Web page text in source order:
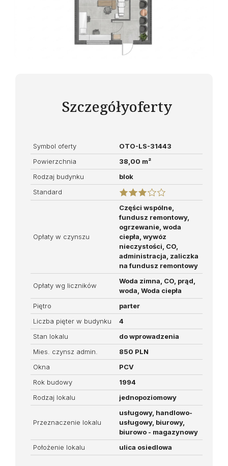
Szczegółyoferty
Symbol oferty
OTO-LS-31443
Powierzchnia
38,00 m²
Rodzaj budynku
blok
Standard
Opłaty w czynszu
Części wspólne,
fundusz remontowy,
ogrzewanie, woda
ciepła, wywóz
nieczystości, CO,
administracja, zaliczka
na fundusz remontowy
Opłaty wg liczników
Woda zimna, CO, prąd,
woda, Woda ciepła
Piętro
parter
Liczba pięter w budynku
4
Stan lokalu
do wprowadzenia
Mies. czynsz admin.
850 PLN
Okna
PCV
Rok budowy
1994
Rodzaj lokalu
jednopoziomowy
Przeznaczenie lokalu
usługowy, handlowo-
usługowy, biurowy,
biurowo - magazynowy
Położenie lokalu
ulica osiedlowa